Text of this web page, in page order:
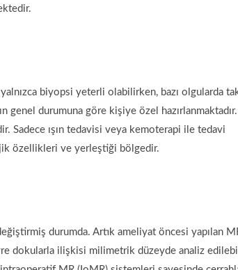
biyopsi yeterli olabilirken, bazı olgularda
genel durumuna göre kişiye özel hazırlanmaktadır.
Sadece ışın tedavisi veya kemoterapi ile tedavi
özellikleri ve yerleştiği bölgedir.
durumda. Artık ameliyat öncesi yapılan
dokularla ilişkisi milimetrik düzeyde analiz